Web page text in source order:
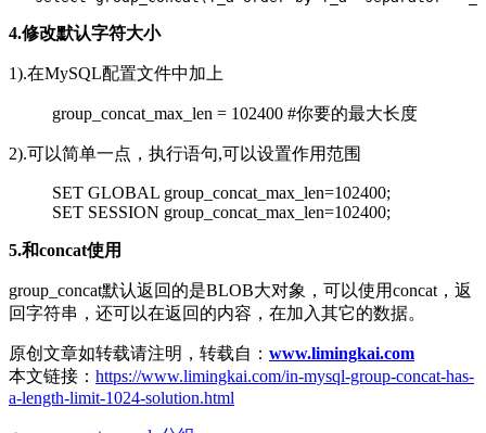
4.修改默认字符大小
1).在MySQL配置文件中加上
group_concat_max_len = 102400 #你要的最大长度
2).可以简单一点，执行语句,可以设置作用范围
SET GLOBAL group_concat_max_len=102400;
SET SESSION group_concat_max_len=102400;
5.和concat使用
group_concat默认返回的是BLOB大对象，可以使用concat，返
回字符串，还可以在返回的内容，在加入其它的数据。
原创文章如转载请注明，转载自： www.limingkai.com
本文链接： https://www.limingkai.com/in-mysql-group-concat-has-
a-length-limit-1024-solution.html